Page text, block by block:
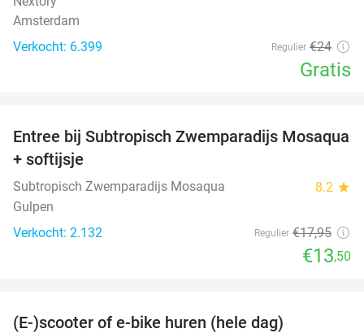
Amsterdam
Verkocht: 6.399
Regulier €24
Gratis
25%
Entree bij Subtropisch Zwemparadijs Mosaqua
+ softijsje
Subtropisch Zwemparadijs Mosaqua 8.2 star
Gulpen
Verkocht: 2.132
Regulier €17,95
€13,50
(E-)scooter of e-bike huren (hele dag)